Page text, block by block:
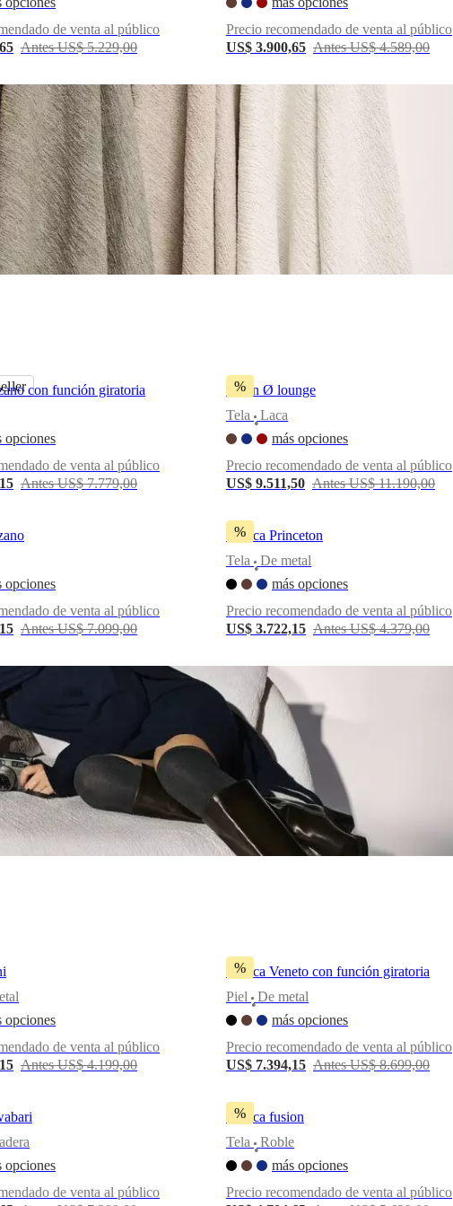
de venta al público
Antes US$ 5.229,00
Precio recomendado de venta al público
US$ 3.900,65 Antes US$ 4.589,00
con función giratoria
opciones
de venta al público
Antes US$ 7.779,00
%
Sillón Ø lounge
Tela
•
Laca
más opciones
Precio recomendado de venta al público
US$ 9.511,50 Antes US$ 11.190,00
opciones
de venta al público
Antes US$ 7.099,00
%
Butaca Princeton
Tela
•
De metal
más opciones
Precio recomendado de venta al público
US$ 3.722,15 Antes US$ 4.379,00
opciones
de venta al público
Antes US$ 4.199,00
%
Butaca Veneto con función giratoria
Piel
•
De metal
más opciones
Precio recomendado de venta al público
US$ 7.394,15 Antes US$ 8.699,00
opciones
de venta al público
%
Butaca fusion
Tela
•
Roble
más opciones
Precio recomendado de venta al público